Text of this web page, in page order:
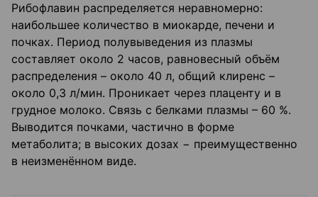
Рибофлавин распределяется неравномерно:
наибольшее количество в миокарде, печени и
почках. Период полувыведения из плазмы
составляет около 2 часов, равновесный объём
распределения – около 40 л, общий клиренс –
около 0,3 л/мин. Проникает через плаценту и в
грудное молоко. Связь с белками плазмы – 60 %.
Выводится почками, частично в форме
метаболита; в высоких дозах − преимущественно
в неизменённом виде.